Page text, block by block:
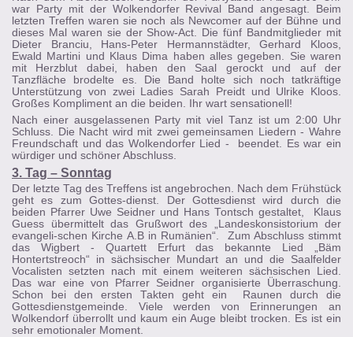
war Party mit der Wolkendorfer Revival Band angesagt. Beim
letzten Treffen waren sie noch als Newcomer auf der Bühne und
dieses Mal waren sie der Show-Act. Die fünf Bandmitglieder mit
Dieter Branciu, Hans-Peter Hermannstädter, Gerhard Kloos,
Ewald Martini und Klaus Dima haben alles gegeben. Sie waren
mit Herzblut dabei, haben den Saal gerockt und auf der
Tanzfläche brodelte es. Die Band holte sich noch tatkräftige
Unterstützung von zwei Ladies Sarah Preidt und Ulrike Kloos.
Großes Kompliment an die beiden. Ihr wart sensationell!
Nach einer ausgelassenen Party mit viel Tanz ist um 2:00 Uhr
Schluss. Die Nacht wird mit zwei gemeinsamen Liedern - Wahre
Freundschaft und das Wolkendorfer Lied - beendet. Es war ein
würdiger und schöner Abschluss.
3. Tag – Sonntag
Der letzte Tag des Treffens ist angebrochen. Nach dem Frühstück
geht es zum Gottes-dienst. Der Gottesdienst wird durch die
beiden Pfarrer Uwe Seidner und Hans Tontsch gestaltet, Klaus
Guess übermittelt das Grußwort des „Landeskonsistorium der
evangeli-schen Kirche A.B in Rumänien“. Zum Abschluss stimmt
das Wigbert - Quartett Erfurt das bekannte Lied „Bäm
Hontertstreoch“ in sächsischer Mundart an und die Saalfelder
Vocalisten setzten nach mit einem weiteren sächsischen Lied.
Das war eine von Pfarrer Seidner organisierte Überraschung.
Schon bei den ersten Takten geht ein Raunen durch die
Gottesdienstgemeinde. Viele werden von Erinnerungen an
Wolkendorf überrollt und kaum ein Auge bleibt trocken. Es ist ein
sehr emotionaler Moment.